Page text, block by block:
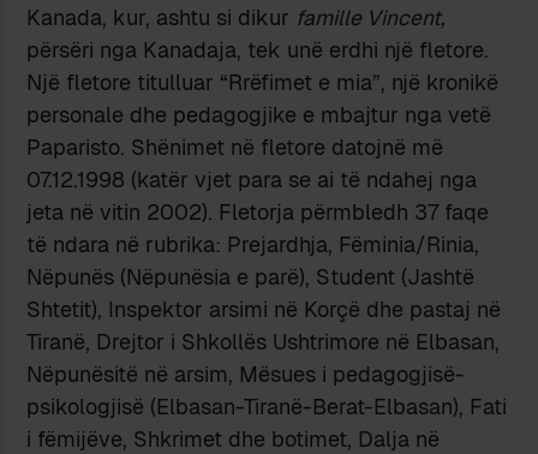
Kanada, kur, ashtu si dikur famille Vincent,
përsëri nga Kanadaja, tek unë erdhi një fletore.
Një fletore titulluar “Rrëfimet e mia”, një kronikë
personale dhe pedagogjike e mbajtur nga vetë
Paparisto. Shënimet në fletore datojnë më
07.12.1998 (katër vjet para se ai të ndahej nga
jeta në vitin 2002). Fletorja përmbledh 37 faqe
të ndara në rubrika: Prejardhja, Fëminia/Rinia,
Nëpunës (Nëpunësia e parë), Student (Jashtë
Shtetit), Inspektor arsimi në Korçë dhe pastaj në
Tiranë, Drejtor i Shkollës Ushtrimore në Elbasan,
Nëpunësitë në arsim, Mësues i pedagogjisë-
psikologjisë (Elbasan-Tiranë-Berat-Elbasan), Fati
i fëmijëve, Shkrimet dhe botimet, Dalja në